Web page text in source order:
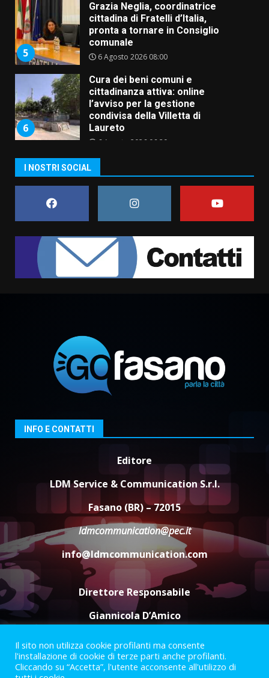
5
Grazia Neglia, coordinatrice
cittadina di Fratelli d’Italia,
pronta a tornare in Consiglio
comunale
6 Agosto 2026 08:00
6
Cura dei beni comuni e
cittadinanza attiva: online
l’avviso per la gestione
condivisa della Villetta di
Laureto
6 Agosto 2026 06:20
assoluta de “L’Albergo
Belvedere. Il rapimento”
6 Agosto 2026 06:15
1
Rivoluzione”: nuovo
appuntamento con “Fasano in
Banda”
campionato di calcio”
7 Agosto 2026 06:00
3
Fasanese ferito a colpi di arma
6 Agosto 2026 18:13
Carta d’identità: continua il piano
di aperture straordinarie del
Comune di Fasano
6 Agosto 2026 14:16
Grazia Neglia, coordinatrice
cittadina di Fratelli d’Italia,
pronta a tornare in Consiglio
comunale
6 Agosto 2026 08:00
I NOSTRI SOCIAL
INFO E CONTATTI
Editore
LDM Service & Communication S.r.l.
Fasano (BR) – 72015
ldmcommunication@pec.it
info@ldmcommunication.com
Direttore Responsabile
Giannicola D’Amico
Termini e Condizioni
Privacy Policy
Informazioni Legali
Il sito non utilizza cookie profilanti ma consente
l'installazione di cookie di terze parti anche profilanti.
Cliccando su “Accetta”, l'utente acconsente all'utilizzo di